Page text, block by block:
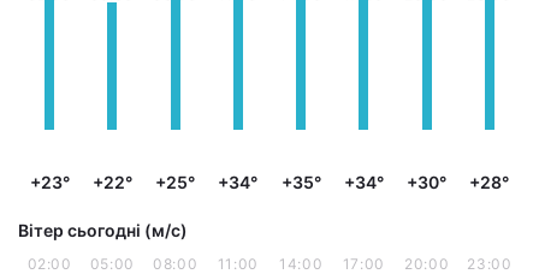
+23° +22° +25° +34° +35° +34° +30° +28°
Вітер сьогодні (м/с)
02:00 05:00 08:00 11:00 14:00 17:00 20:00 23:00